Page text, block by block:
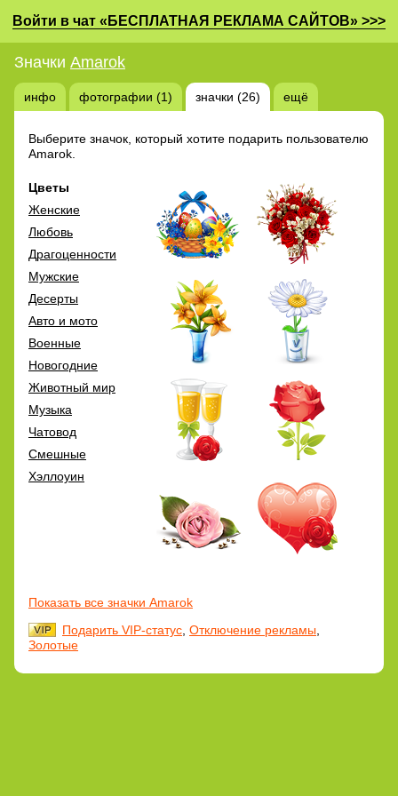
Войти в чат «БЕСПЛАТНАЯ РЕКЛАМА САЙТОВ» >>>
Значки Amarok
инфо фотографии (1) значки (26) ещё
Выберите значок, который хотите подарить пользователю
Amarok.
Цветы
Женские
Любовь
Драгоценности
Мужские
Десерты
Авто и мото
Военные
Новогодние
Животный мир
Музыка
Чатовод
Смешные
Хэллоуин
Показать все значки Amarok
Подарить VIP-статус Отключение рекламы
Золотые